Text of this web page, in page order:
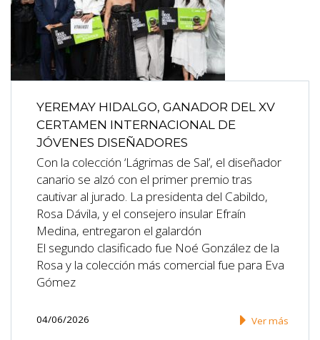
YEREMAY HIDALGO, GANADOR DEL XV
CERTAMEN INTERNACIONAL DE
JÓVENES DISEÑADORES
Con la colección ‘Lágrimas de Sal’, el diseñador
canario se alzó con el primer premio tras
cautivar al jurado. La presidenta del Cabildo,
Rosa Dávila, y el consejero insular Efraín
Medina, entregaron el galardón
El segundo clasificado fue Noé González de la
Rosa y la colección más comercial fue para Eva
Gómez
04/06/2026 Ver más